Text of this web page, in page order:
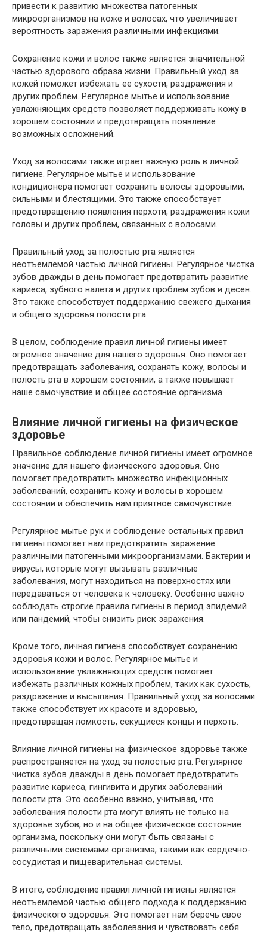
привести к развитию множества патогенных
микроорганизмов на коже и волосах, что увеличивает
вероятность заражения различными инфекциями.
Сохранение кожи и волос также является значительной
частью здорового образа жизни. Правильный уход за
кожей поможет избежать ее сухости, раздражения и
других проблем. Регулярное мытье и использование
увлажняющих средств позволяет поддерживать кожу в
хорошем состоянии и предотвращать появление
возможных осложнений.
Уход за волосами также играет важную роль в личной
гигиене. Регулярное мытье и использование
кондиционера помогает сохранить волосы здоровыми,
сильными и блестящими. Это также способствует
предотвращению появления перхоти, раздражения кожи
головы и других проблем, связанных с волосами.
Правильный уход за полостью рта является
неотъемлемой частью личной гигиены. Регулярное чистка
зубов дважды в день помогает предотвратить развитие
кариеса, зубного налета и других проблем зубов и десен.
Это также способствует поддержанию свежего дыхания
и общего здоровья полости рта.
В целом, соблюдение правил личной гигиены имеет
огромное значение для нашего здоровья. Оно помогает
предотвращать заболевания, сохранять кожу, волосы и
полость рта в хорошем состоянии, а также повышает
наше самочувствие и общее состояние организма.
Влияние личной гигиены на физическое
здоровье
Правильное соблюдение личной гигиены имеет огромное
значение для нашего физического здоровья. Оно
помогает предотвратить множество инфекционных
заболеваний, сохранить кожу и волосы в хорошем
состоянии и обеспечить нам приятное самочувствие.
Регулярное мытье рук и соблюдение остальных правил
гигиены помогает нам предотвратить заражение
различными патогенными микроорганизмами. Бактерии и
вирусы, которые могут вызывать различные
заболевания, могут находиться на поверхностях или
передаваться от человека к человеку. Особенно важно
соблюдать строгие правила гигиены в период эпидемий
или пандемий, чтобы снизить риск заражения.
Кроме того, личная гигиена способствует сохранению
здоровья кожи и волос. Регулярное мытье и
использование увлажняющих средств помогает
избежать различных кожных проблем, таких как сухость,
раздражение и высыпания. Правильный уход за волосами
также способствует их красоте и здоровью,
предотвращая ломкость, секущиеся концы и перхоть.
Влияние личной гигиены на физическое здоровье также
распространяется на уход за полостью рта. Регулярное
чистка зубов дважды в день помогает предотвратить
развитие кариеса, гингивита и других заболеваний
полости рта. Это особенно важно, учитывая, что
заболевания полости рта могут влиять не только на
здоровье зубов, но и на общее физическое состояние
организма, поскольку они могут быть связаны с
различными системами организма, такими как сердечно-
сосудистая и пищеварительная системы.
В итоге, соблюдение правил личной гигиены является
неотъемлемой частью общего подхода к поддержанию
физического здоровья. Это помогает нам беречь свое
тело, предотвращать заболевания и чувствовать себя